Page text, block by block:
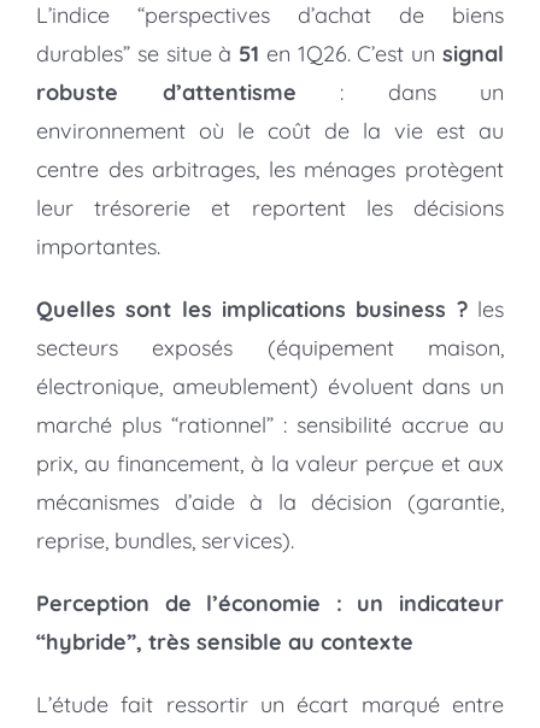
L’indice “perspectives d’achat de biens
durables” se situe à 51 en 1Q26. C’est unsignal
robuste d’attentisme : dans un
environnement où le coût de la vie est au
centre des arbitrages, les ménages protègent
leur trésorerie et reportent les décisions
importantes.
Quelles sont les implications business ?les
secteurs exposés (équipement maison,
électronique, ameublement) évoluent dans un
marché plus “rationnel” : sensibilité accrue au
prix, au financement, à la valeur perçue et aux
mécanismes d’aide à la décision (garantie,
reprise, bundles, services).
Perception de l’économie : un indicateur
“hybride”, très sensible au contexte
L’étude fait ressortir un écart marqué entre